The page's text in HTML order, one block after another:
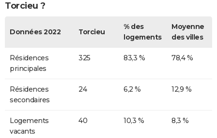
Torcieu ?
Données 2022 Torcieu
% des
logements
Moyenne
des villes
Résidences
principales
325 83,3 % 78,4 %
Résidences
secondaires
24 6,2 % 12,9 %
Logements
vacants
40 10,3 % 8,3 %